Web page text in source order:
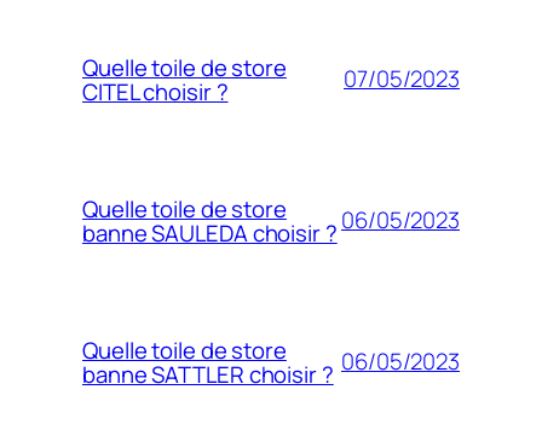
Quelle toile de store
CITEL choisir ? 07/05/2023
Quelle toile de store
banne SAULEDA choisir ?06/05/2023
Quelle toile de store
banne SATTLER choisir ? 06/05/2023